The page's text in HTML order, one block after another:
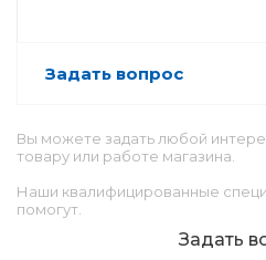
Задать вопрос
Вы можете задать любой
товару или работе магазина.
Наши квалифицированные
помогут.
Задать